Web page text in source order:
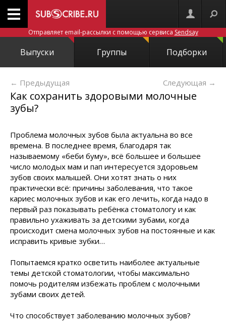
Отправляет email-рассылки с помощью сервиса Sendsay
Выпуски Группы Подборки
← Предыдущая Следующая →
Как сохранить здоровыми молочные
зубы?
Проблема молочных зубов была актуальна во все
времена. В последнее время, благодаря так
называемому «беби буму», всё большее и большее
число молодых мам и пап интересуется здоровьем
зубов своих малышей. Они хотят знать о них
практически всё: причины заболевания, что такое
кариес молочных зубов и как его лечить, когда надо в
первый раз показывать ребёнка стоматологу и как
правильно ухаживать за детскими зубами, когда
происходит смена молочных зубов на постоянные и как
исправить кривые зубки…
Попытаемся кратко осветить наиболее актуальные
темы детской стоматологии, чтобы максимально
помочь родителям избежать проблем с молочными
зубами своих детей.
Что способствует заболеванию молочных зубов?